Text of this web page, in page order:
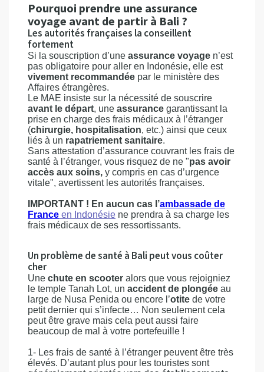
Pourquoi prendre une assurance
voyage avant de partir à Bali ?
Les autorités françaises la conseillent
fortement
Si la souscription d’une assurance voyage n’est
pas obligatoire pour aller en Indonésie, elle est
vivement recommandée par le ministère des
Affaires étrangères.
Le MAE insiste sur la nécessité de souscrire
avant le départ, une assurance garantissant la
prise en charge des frais médicaux à l’étranger
(chirurgie, hospitalisation, etc.) ainsi que ceux
liés à un rapatriement sanitaire.
Sans attestation d’assurance couvrant les frais de
santé à l’étranger, vous risquez de ne "pas avoir
accès aux soins, y compris en cas d’urgence
vitale", avertissent les autorités françaises.
IMPORTANT ! En aucun cas l’ambassade de
France en Indonésie ne prendra à sa charge les
frais médicaux de ses ressortissants.
Un problème de santé à Bali peut vous coûter
cher
Une chute en scooter alors que vous rejoigniez
le temple Tanah Lot, un accident de plongée au
large de Nusa Penida ou encore l’otite de votre
petit dernier qui s’infecte… Non seulement cela
peut être grave mais cela peut aussi faire
beaucoup de mal à votre portefeuille !
1- Les frais de santé à l’étranger peuvent être très
élevés. D’autant plus pour les touristes sont